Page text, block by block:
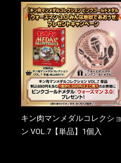
メダル(非売品)付
キン肉マンメダルコレクショ
ン VOL.7【単品】1個入